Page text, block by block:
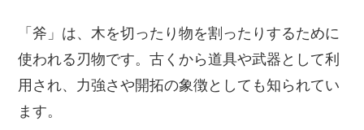
「斧」は、木を切ったり物を割ったりするために
使われる刃物です。古くから道具や武器として利
用され、力強さや開拓の象徴としても知られてい
ます。